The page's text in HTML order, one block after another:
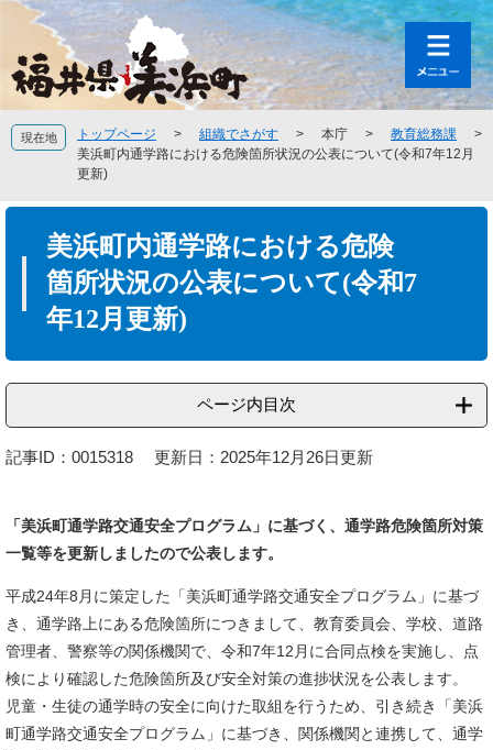
の
頭
で
ー
飛
ば
現在地 トップページ > 組織でさがす > 本庁 > 教育総務課
>
美浜町内通学路における危険箇所状況の公表について(令和7年12月
更新)
美浜町内通学路における危険
箇所状況の公表について(令和7
年12月更新)
ページ内目次
記事ID：0015318 更新日：2025年12月26日更新
「美浜町通学路交通安全プログラム」に基づく、通学路危険箇所対策
一覧等を更新しましたので公表します。
平成24年8月に策定した「美浜町通学路交通安全プログラム」に基づ
き、通学路上にある危険箇所につきまして、教育委員会、学校、道路
管理者、警察等の関係機関で、令和7年12月に合同点検を実施し、点
検により確認した危険箇所及び安全対策の進捗状況を公表します。
児童・生徒の通学時の安全に向けた取組を行うため、引き続き「美浜
町通学路交通安全プログラム」に基づき、関係機関と連携して、通学